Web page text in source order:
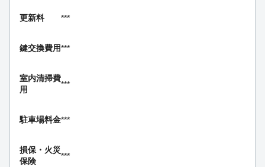
更新料 ***
鍵交換費用***
室内清掃費
用
***
駐車場料金***
損保・ 火災
保険
***